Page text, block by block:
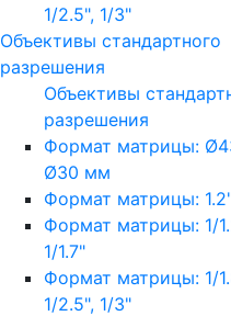
1/2.5", 1/3"
Объективы стандартного
разрешения
Объективы
разрешения
Формат матрицы:
Ø30 мм
Формат матрицы:
Формат матрицы: 1/
1/1.7"
Формат матрицы: 1/
1/2.5", 1/3"